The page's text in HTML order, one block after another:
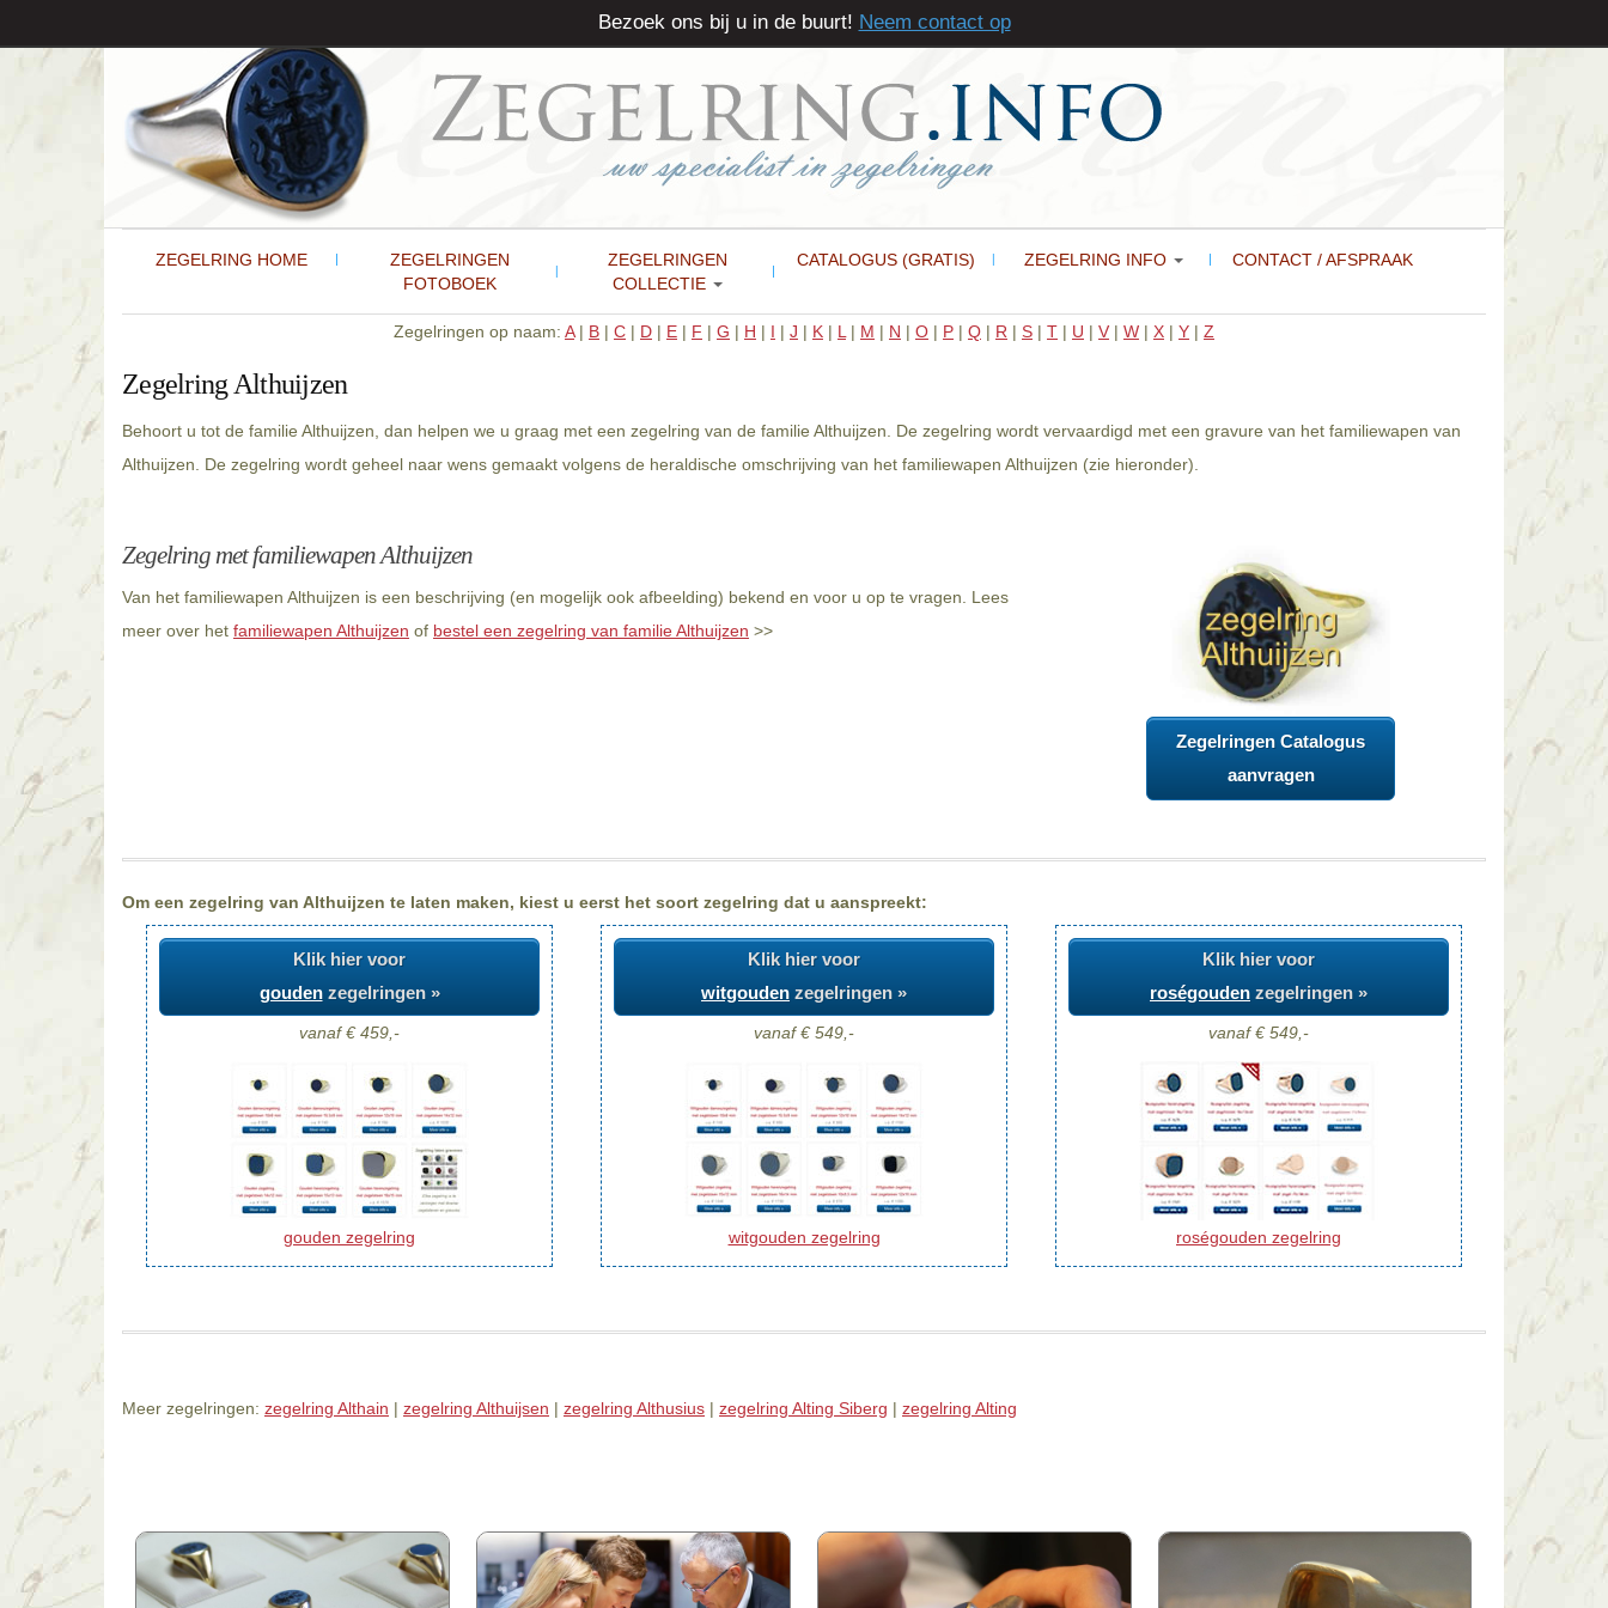
ZEGELRING HOME
ZEGELRINGEN
FOTOBOEK
ZEGELRINGEN
COLLECTIE
CATALOGUS (GRATIS) ZEGELRING INFO CONTACT / AFSPRAAK
Zegelringen op naam: A| B | C | D | E | F | G | H | I | J | K | L | M | N | O | P | Q | R | S | T | U | V | W | X | Y | Z
Zegelring Althuijzen
Behoort u tot de familie Althuijzen, dan helpen we u graag met een zegelring van de familie Althuijzen. De zegelring wordt vervaardigd met een gravure van het familiewapen van
Althuijzen. De zegelring wordt geheel naar wens gemaakt volgens de heraldische omschrijving van het familiewapen Althuijzen (zie hieronder).
Zegelring met familiewapen Althuijzen
Van het familiewapen Althuijzen is een beschrijving (en mogelijk ook afbeelding) bekend en voor u op te vragen. Lees
meer over het familiewapen Althuijzen of bestel een zegelring van familie Althuijzen >>
Zegelringen Catalogus
aanvragen
Om een zegelring van Althuijzen te laten maken, kiest u eerst het soort zegelring dat u aanspreekt:
Klik hier voor
goudenzegelringen »
vanaf € 459,-
gouden zegelring
Klik hier voor
witgouden zegelringen »
vanaf € 549,-
witgouden zegelring
Klik hier voor
roségouden zegelringen »
vanaf € 549,-
roségouden zegelring
Meer zegelringen: zegelring Althain | zegelring Althuijsen | zegelring Althusius | zegelring Alting Siberg | zegelring Alting
Bezoek ons bij u in de buurt! Neem contact op